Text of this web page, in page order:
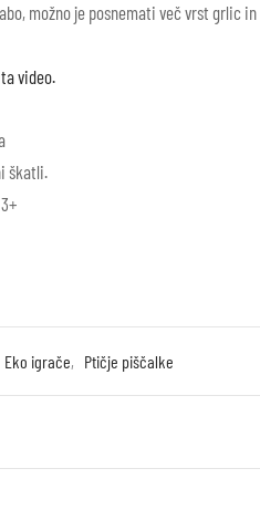
možno je posnemati več vrst grlic in
ta video.
škatli.
Eko igrače, Ptičje piščalke